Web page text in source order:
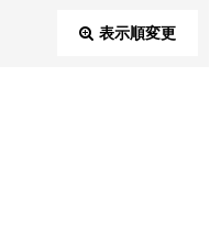
表示順変更